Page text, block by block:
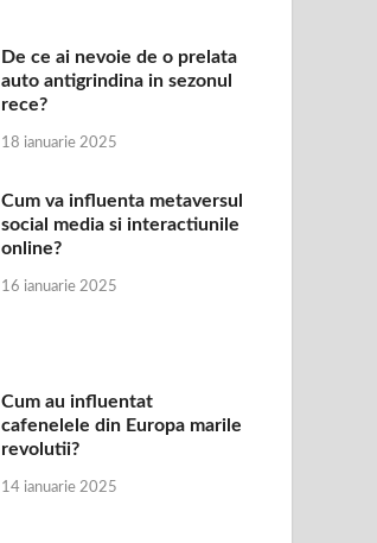
De ce ai nevoie de o prelata
auto antigrindina in sezonul
rece?
18 ianuarie 2025
Cum va influenta metaversul
social media si interactiunile
online?
16 ianuarie 2025
Cum au influentat
cafenelele din Europa marile
revolutii?
14 ianuarie 2025